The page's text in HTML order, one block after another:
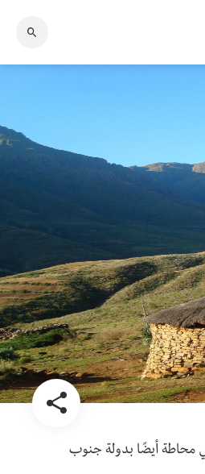
محاطة أيضًا بدولة جنوب